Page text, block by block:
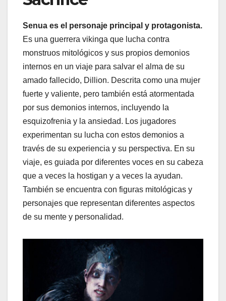
Senua es el personaje principal y protagonista.
Es una guerrera vikinga que lucha contra
monstruos mitológicos y sus propios demonios
internos en un viaje para salvar el alma de su
amado fallecido, Dillion. Descrita como una mujer
fuerte y valiente, pero también está atormentada
por sus demonios internos, incluyendo la
esquizofrenia y la ansiedad. Los jugadores
experimentan su lucha con estos demonios a
través de su experiencia y su perspectiva. En su
viaje, es guiada por diferentes voces en su cabeza
que a veces la hostigan y a veces la ayudan.
También se encuentra con figuras mitológicas y
personajes que representan diferentes aspectos
de su mente y personalidad.